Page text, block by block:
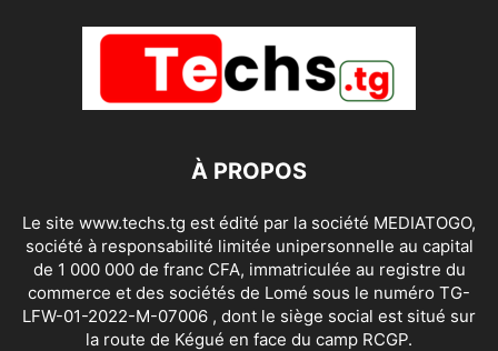
À PROPOS
Le site www.techs.tg est édité par la société MEDIATOGO,
société à responsabilité limitée unipersonnelle au capital
de 1 000 000 de franc CFA, immatriculée au registre du
commerce et des sociétés de Lomé sous le numéro TG-
LFW-01-2022-M-07006 , dont le siège social est situé sur
la route de Kégué en face du camp RCGP.